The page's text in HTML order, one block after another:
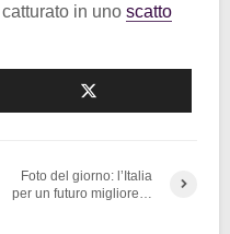
in uno scatto
Foto del giorno: l’Italia
per un futuro migliore…